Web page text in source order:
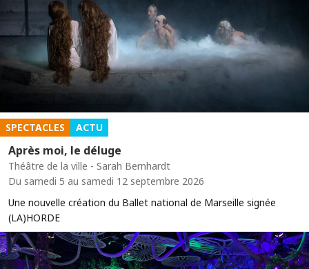
SPECTACLES ACTU
Après moi, le déluge
Théâtre de la ville - Sarah Bernhardt
Du samedi 5 au samedi 12 septembre 2026
Une nouvelle création du Ballet national de Marseille signée
(LA)HORDE